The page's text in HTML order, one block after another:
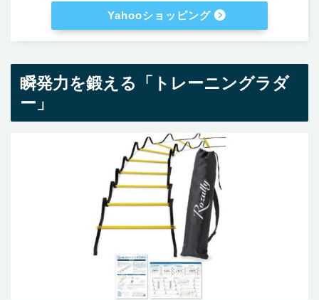
Yahooショッピング
瞬発力を鍛える「トレーニングラダ
ー」